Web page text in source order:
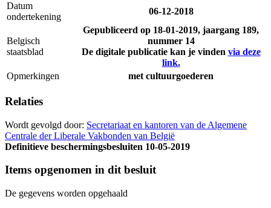
Datum
ondertekening
06-12-2018
Belgisch
staatsblad
Gepubliceerd op 18-01-2019, jaargang 189,
nummer 14
De digitale publicatie kan je vinden via deze
link.
Opmerkingen
met cultuurgoederen
Relaties
Wordt gevolgd door: Secretariaat en kantoren van de Algemene
Centrale der Liberale Vakbonden van België
Definitieve beschermingsbesluiten 10-05-2019
Items opgenomen in dit besluit
De gegevens worden opgehaald